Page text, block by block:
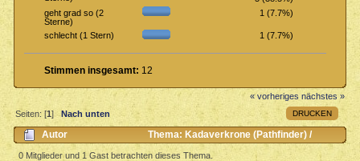
geht grad so (2
Sterne)
1 (7.7%)
schlecht (1 Stern) 1 (7.7%)
Stimmen insgesamt: 12
« vorheriges nächstes »
DRUCKEN
Seiten: [1] Nach unten
Autor
Thema: Kadaverkrone (Pathfinder) /
Bewertung & Rezensionen (Gelesen 5225 mal)
0 Mitglieder und 1 Gast betrachten dieses Thema.